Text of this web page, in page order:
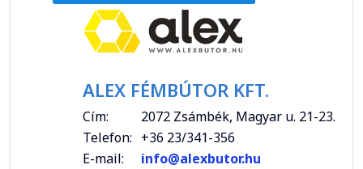
ALEX FÉMBÚTOR KFT.
Cím:
2072 Zsámbék, Magyar u. 21-23.
Telefon: +36 23/341-356
E-mail:
info@alexbutor.hu